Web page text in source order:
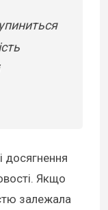
досягнення
Якщо
залежала